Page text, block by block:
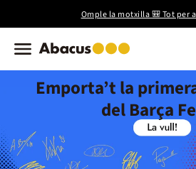
Omple la motxilla 🎒 Tot per
Emporta’t la
del Barça